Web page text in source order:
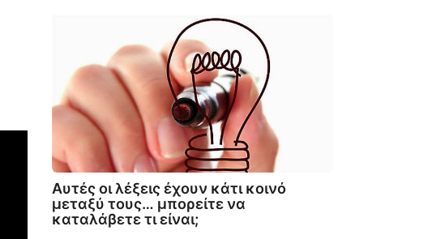
Αυτές οι λέξεις έχουν κάτι κοινό
μεταξύ τους… μπορείτε να
καταλάβετε τι είναι;